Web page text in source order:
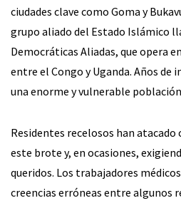
ciudades clave como Goma y
grupo aliado del Estado Islámico
Democráticas Aliadas, que opera
entre el Congo y Uganda. Años de
una enorme y vulnerable
Residentes recelosos han
este brote y, en ocasiones,
queridos. Los trabajadores
creencias erróneas entre algunos